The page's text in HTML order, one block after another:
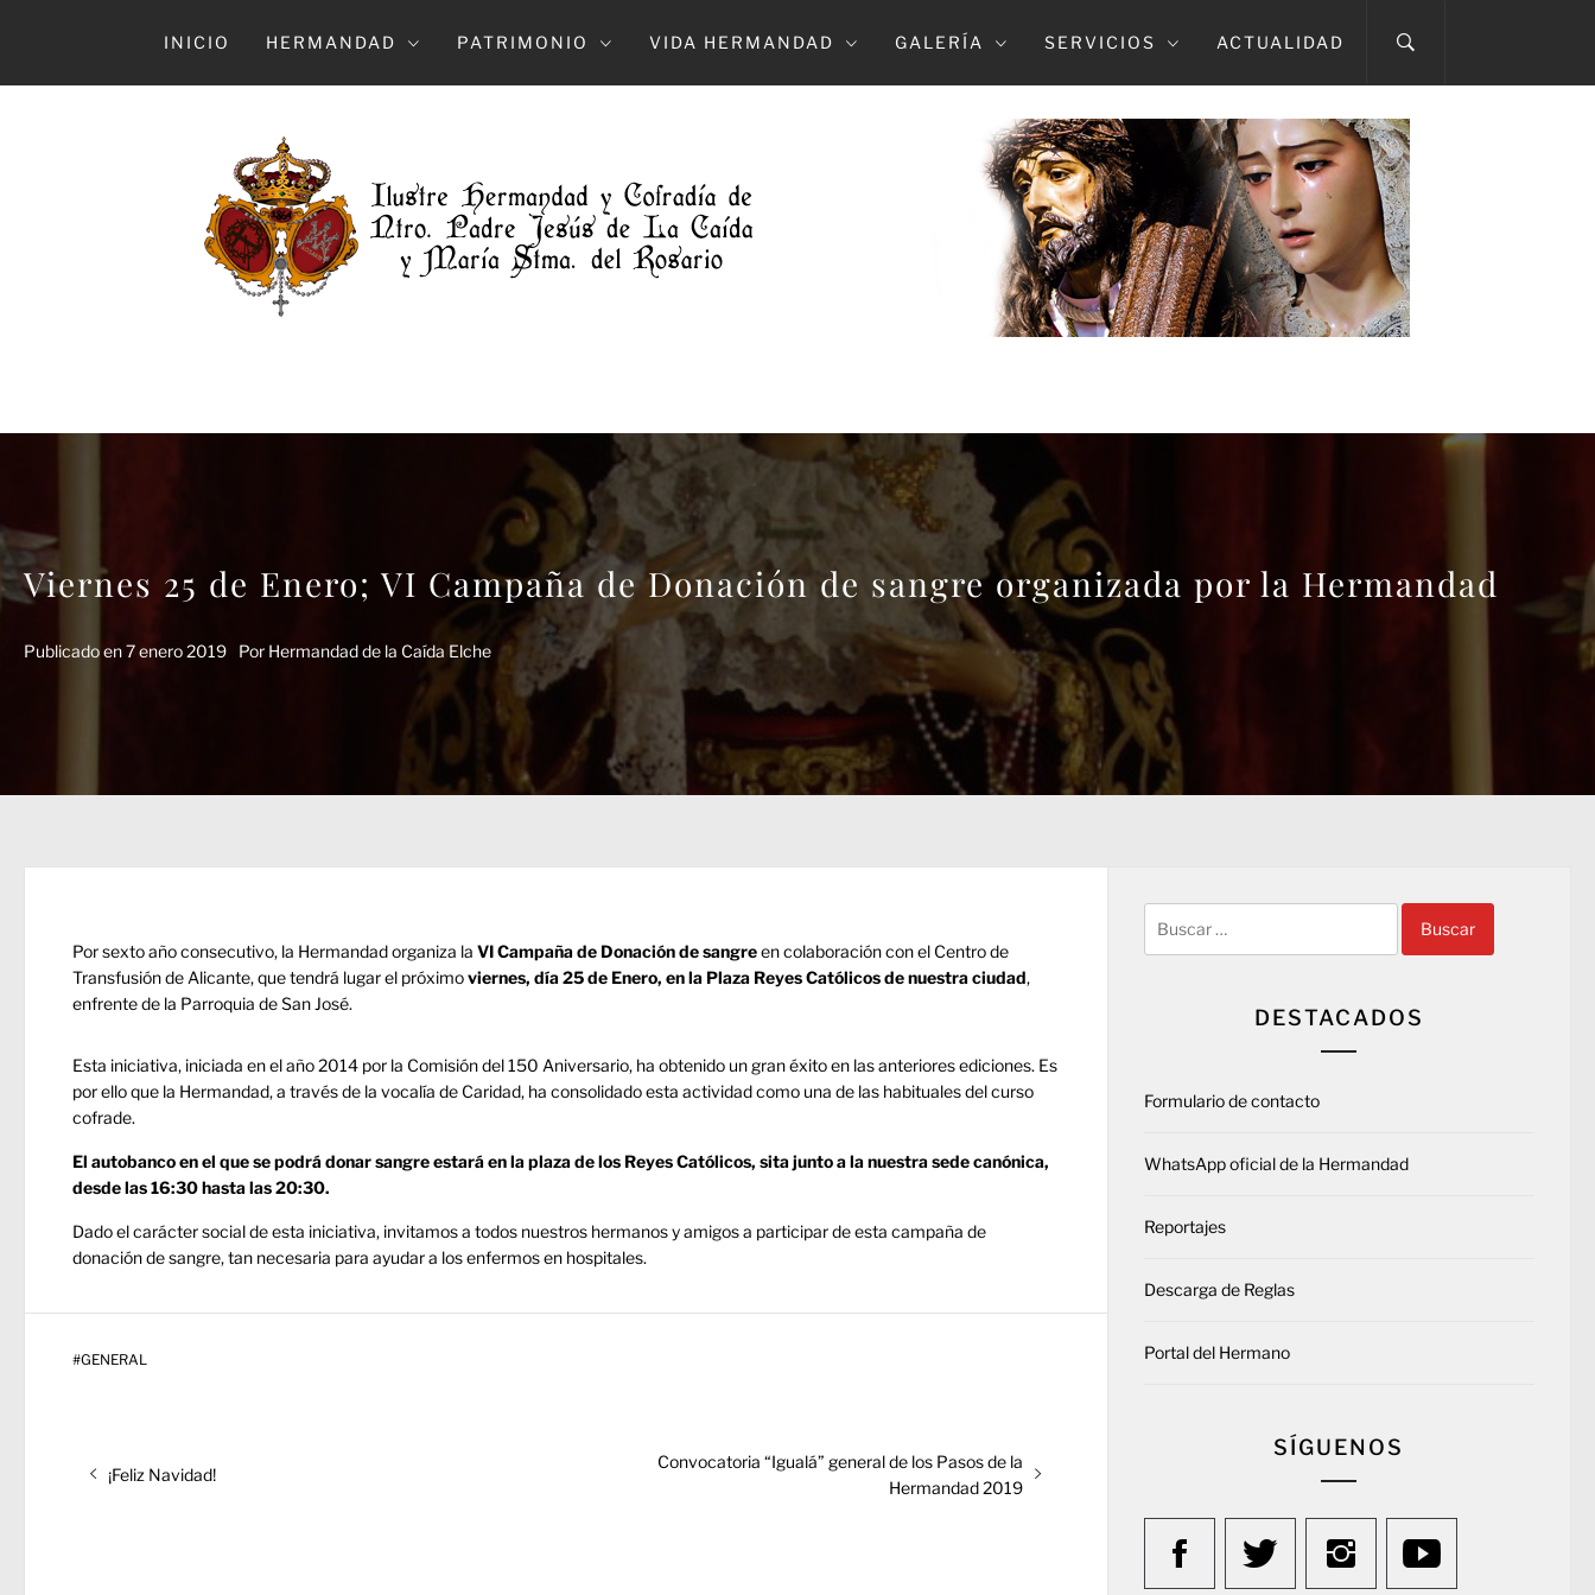
INICIO HERMANDAD PATRIMONIO VIDA HERMANDAD GALERÍA SERVICIOS ACTUALIDAD
HERMANDAD DE LA CAÍDA
Viernes 25 de Enero; VI Campaña de Donación de sangre organizada por la Hermandad
Publicado en7 enero 2019 Por Hermandad de la Caída Elche
Por sexto año consecutivo, la Hermandad organiza la VI Campaña de Donación de sangreen colaboración con el Centro de
Transfusión de Alicante, que tendrá lugar el próximoviernes, día 25 de Enero, en la Plaza Reyes Católicos de nuestra ciudad,
enfrente de la Parroquia de San José.
Esta iniciativa, iniciada en el año 2014 por la Comisión del 150 Aniversario, ha obtenido un gran éxito en las anteriores ediciones. Es
por ello que la Hermandad, a través de la vocalía de Caridad, ha consolidado esta actividad como una de las habituales del curso
cofrade.
El autobanco en el que se podrá donar sangre estará en la plaza de los Reyes Católicos, sita junto a la nuestra sede canónica,
desde las 16:30 hasta las 20:30.
Dado el carácter social de esta iniciativa, invitamos a todos nuestros hermanos y amigos a participar de esta campaña de
donación de sangre, tan necesaria para ayudar a los enfermos en hospitales.
#GENERAL
de
Entrada
¡Feliz Navidad!
Entrada
Convocatoria “Igualá” general de los Pasos de la
Hermandad 2019
DESTACADOS
Formulario de contacto
WhatsApp oficial de la Hermandad
Reportajes
Descarga de Reglas
Portal del Hermano
SÍGUENOS